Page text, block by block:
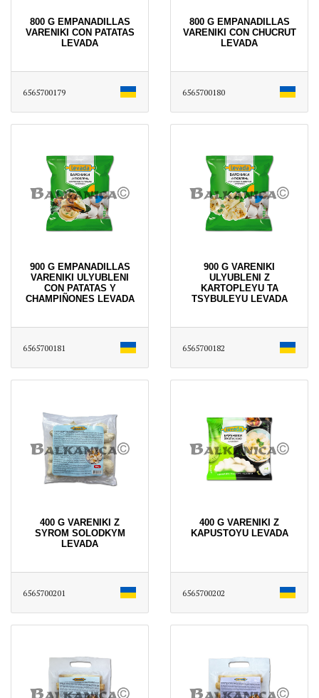
800 G EMPANADILLAS
VARENIKI CON PATATAS
LEVADA
6565700179
800 G EMPANADILLAS
VARENIKI CON CHUCRUT
LEVADA
6565700180
900 G EMPANADILLAS
VARENIKI ULYUBLENІ
CON PATATAS Y
CHAMPIÑONES LEVADA
6565700181
900 G VARENIKI
ULYUBLENІ Z
KARTOPLEYU TA
TSYBULEYU LEVADA
6565700182
400 G VARENIKI Z
SYROM SOLODKYM
LEVADA
6565700201
400 G VARENIKI Z
KAPUSTOYU LEVADA
6565700202